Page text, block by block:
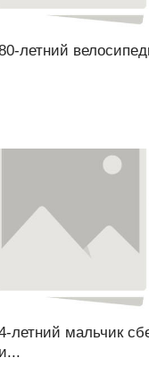
летний
летний мальчик